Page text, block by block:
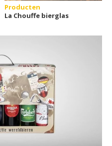
Producten
La Chouffe bierglas